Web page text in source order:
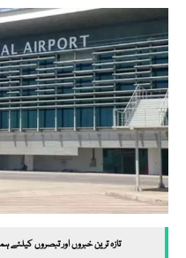
تازہ ترین خبروں اور تبصروں کیلئے